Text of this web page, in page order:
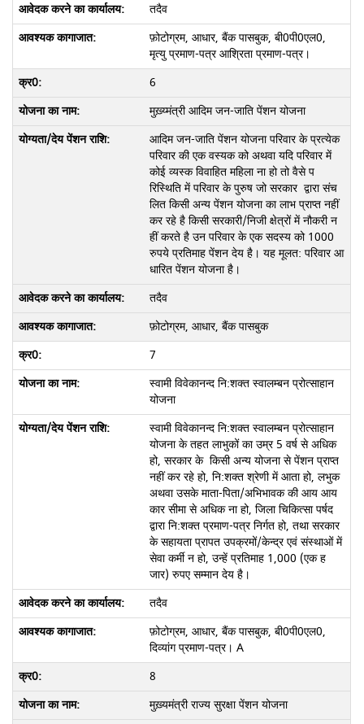
तदैव
फ़ोटोग्रम, आधार, बैंक पासबुक, बी0पी0एल0,
मृत्यु प्रमाण-पत्र आश्रिता प्रमाण-पत्र।
6
मुख़्य्मंत्री आदिम जन-जाति पेंशन योजना
आदिम जन-जाति पेंशन योजना परिवार के प्रत्येक
परिवार की एक वस्यक को अथवा यदि परिवार में
कोई व्यस्क विवाहित महिला ना हो तो वैसे प
रिस्थिति में परिवार के पुरुष जो सरकार द्वारा संच
लित किसी अन्य पेंशन योजना का लाभ प्राप्त नहीं
कर रहे है किसी सरकारी/निजी क्षेत्रों में नौकरी न
हीं करते है उन परिवार के एक सदस्य को 1000
रुपये प्रतिमाह पेंशन देय है। यह मूलत: परिवार आ
धारित पेंशन योजना है।
तदैव
फ़ोटोग्रम, आधार, बैंक पासबुक
7
स्वामी विवेकानन्द नि:शक्त स्वालम्बन प्रोत्साहान
योजना
स्वामी विवेकानन्द नि:शक्त स्वालम्बन प्रोत्साहान
योजना के तहत लाभुकों का उम्र 5 वर्ष से अधिक
हो, सरकार के किसी अन्य योजना से पेंशन प्राप्त
नहीं कर रहे हो, नि:शक्त श्रेणी में आता हो, लभुक
अथवा उसके माता-पिता/अभिभावक की आय आय
कार सीमा से अधिक ना हो, जिला चिकित्सा पर्षद
द्वारा नि:शक्त प्रमाण-पत्र निर्गत हो, तथा सरकार
के सहायता प्रापत उपक्रमों/केन्द्र एवं संस्थाओं में
सेवा कर्मी न हो, उन्हें प्रतिमाह 1,000 (एक ह
जार) रुपए सम्मान देय है।
तदैव
फ़ोटोग्रम, आधार, बैंक पासबुक, बी0पी0एल0,
दिव्यांग प्रमाण-पत्र। A
8
मुख़्यमंत्री राज्य सुरक्षा पेंशन योजना